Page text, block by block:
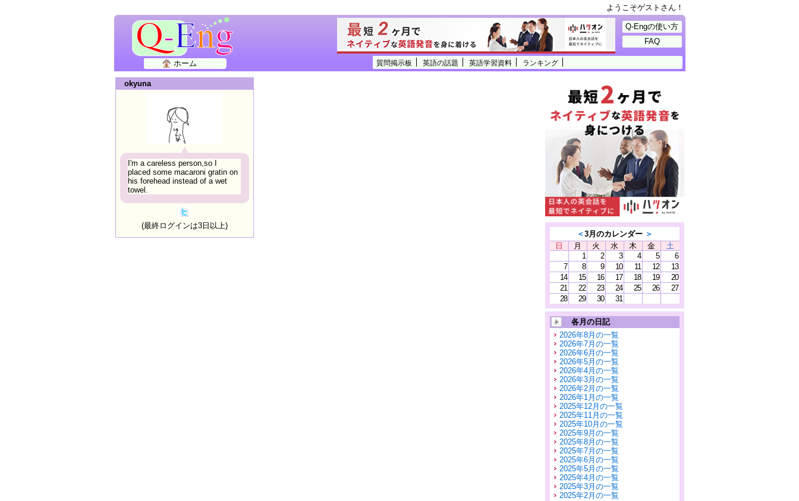
ようこそゲストさん！
質問掲示板 英語の話題 英語学習資料 ランキング
ホーム
Q-Engの使い方
FAQ
okyuna
I'm a careless person,so I
placed some macaroni gratin on
his forehead instead of a wet
towel.
(最終ログインは3日以上)
＜3月のカレンダー ＞
日
月 火 水 木 金
土
1
2 3 4 5
6
7
8 9 10 11 12
13
14
15 16 17 18 19
20
21
22 23 24 25 26
27
28
29 30 31
各月の日記
2026年8月の一覧
2026年7月の一覧
2026年6月の一覧
2026年5月の一覧
2026年4月の一覧
2026年3月の一覧
2026年2月の一覧
2026年1月の一覧
2025年12月の一覧
2025年11月の一覧
2025年10月の一覧
2025年9月の一覧
2025年8月の一覧
2025年7月の一覧
2025年6月の一覧
2025年5月の一覧
2025年4月の一覧
2025年3月の一覧
2025年2月の一覧